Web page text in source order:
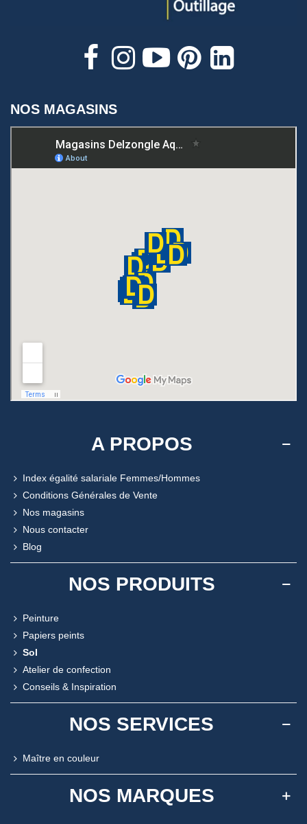
NOS MAGASINS
A PROPOS
Index égalité salariale Femmes/Hommes
Conditions Générales de Vente
Nos magasins
Nous contacter
Blog
NOS PRODUITS
Peinture
Papiers peints
Sol
Atelier de confection
Conseils & Inspiration
NOS SERVICES
Maître en couleur
NOS MARQUES